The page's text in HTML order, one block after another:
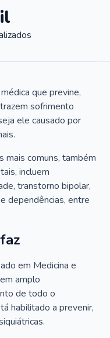
que previne,
sofrimento
ele causado por
mais comuns, também
incluem
transtorno bipolar,
dependências, entre
em Medicina e
amplo
de todo o
habilitado a prevenir,